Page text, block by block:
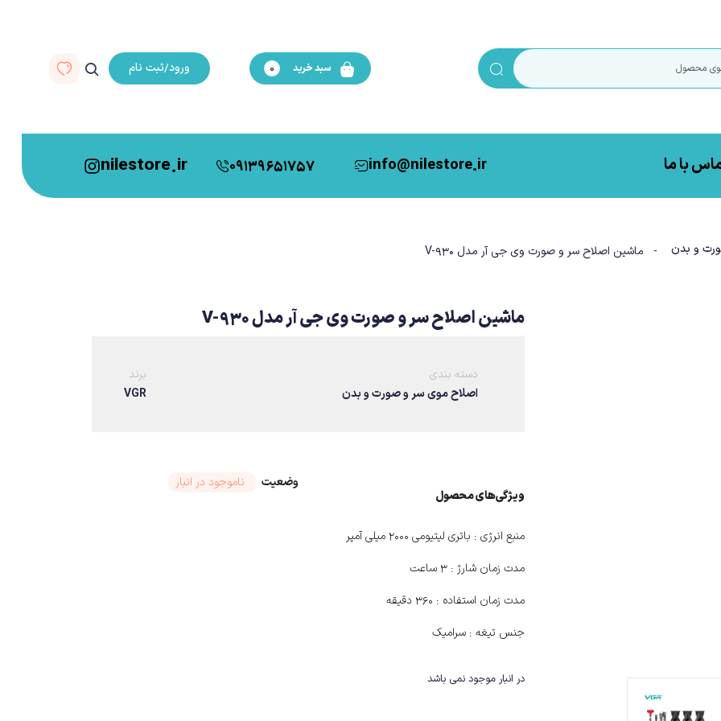
سبد خرید 0 ورود/ثبت نام
با ما info@nilestore.ir
09139651757
nilestore.ir
و بدن - ماشین اصلاح سر و صورت وی جی آر مدل V-930
ماشین اصلاح سر و صورت وی جی آر مدل V-930
دسته بندی
اصلاح موی سر و صورت و بدن
برند
VGR
ویژگی‌های ﻣﺤﺼﻮل
منبع انرژی : باتری لیتیومی 2000 میلی آمپر
مدت زمان شارژ : 3 ساعت
مدت زمان استفاده : 360 دقیقه
جنس تیغه : سرامیک
وضعیت ناموجود در انبار
در انبار موجود نمی باشد